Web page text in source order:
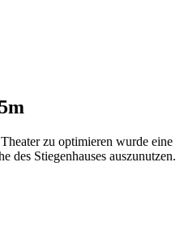
zu optimieren wurde eine
des Stiegenhauses auszunutzen.